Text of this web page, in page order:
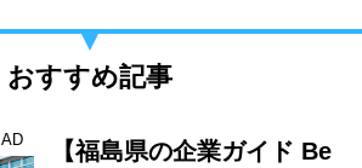
おすすめ記事
AD
【福島県の企業ガイド Be